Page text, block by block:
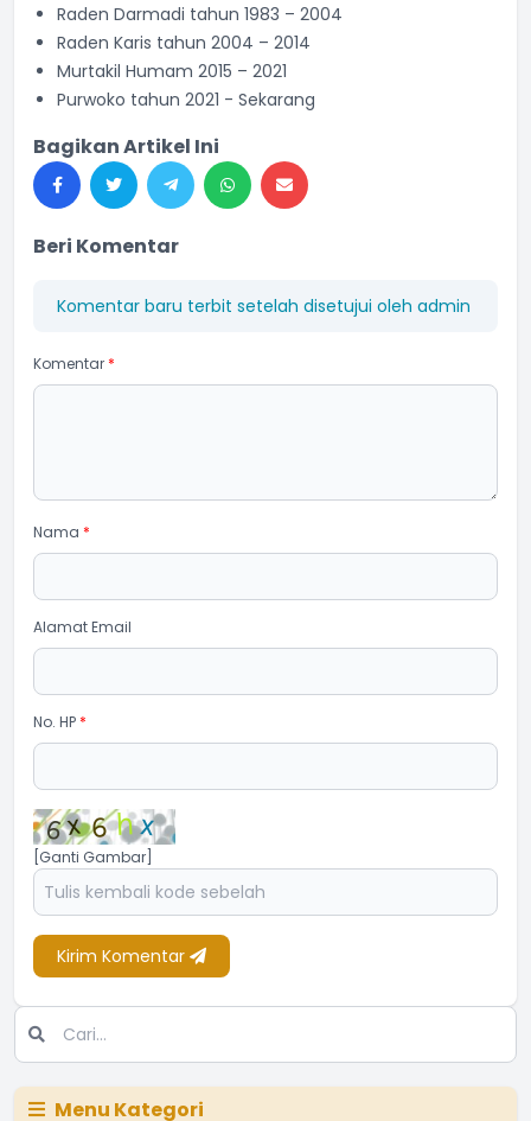
Raden Darmadi tahun 1983 – 2004
Raden Karis tahun 2004 – 2014
Murtakil Humam 2015 – 2021
Purwoko tahun 2021 - Sekarang
Bagikan Artikel Ini
Beri Komentar
Komentar baru terbit setelah disetujui oleh admin
Komentar *
Nama *
Alamat Email
No. HP *
[Ganti Gambar]
Kirim Komentar
Menu Kategori